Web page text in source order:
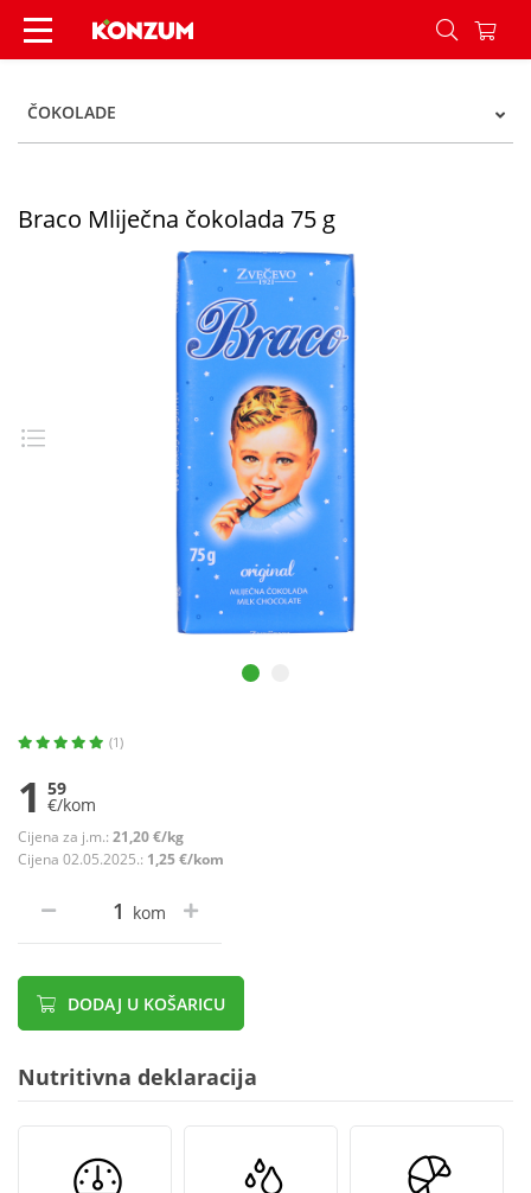
Braco Mliječna čokolada 75 g - Konzum
ČOKOLADE
Braco Mliječna čokolada 75 g
(1)
1 59
€/kom
Cijena za j.m.: 21,20 €/kg
Cijena 02.05.2025.: 1,25 €/kom
kom
DODAJ U KOŠARICU
Nutritivna deklaracija